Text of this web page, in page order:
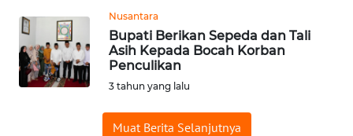
Nusantara
Bupati Berikan Sepeda dan Tali
Asih Kepada Bocah Korban
Penculikan
3 tahun yang lalu
Muat Berita Selanjutnya
WN
LABUANBAJO
WN
BORNEO